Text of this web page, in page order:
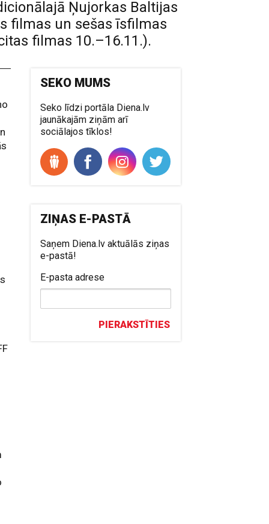
Ņujorkas Baltijas
filmas un sešas īsfilmas
filmas 10.–16.11.).
SEKO MUMS
Seko līdzi portāla Diena.lv
jaunākajām ziņām arī
sociālajos tīklos!
ZIŅAS E-PASTĀ
Saņem Diena.lv aktuālās ziņas
e-pastā!
E-pasta adrese
PIERAKSTĪTIES